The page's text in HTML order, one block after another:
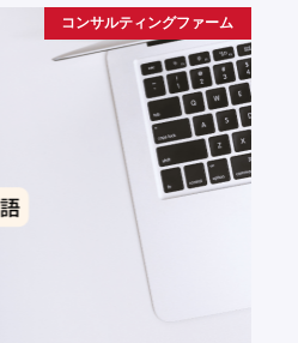
コンサルティングファーム